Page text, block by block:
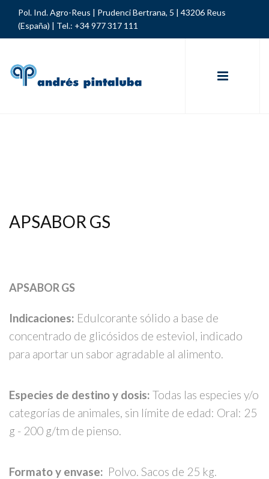
Pol. Ind. Agro-Reus | Prudenci Bertrana, 5 | 43206 Reus
(España) | Tel.: +34 977 317 111
APSABOR GS
APSABOR GS
Indicaciones: Edulcorante sólido a base de
concentrado de glicósidos de esteviol, indicado
para aportar un sabor agradable al alimento.
Especies de destino y dosis: Todas las especies y/o
categorías de animales, sin límite de edad: Oral: 25
g - 200 g/tm de pienso.
Formato y envase: Polvo. Sacos de 25 kg.